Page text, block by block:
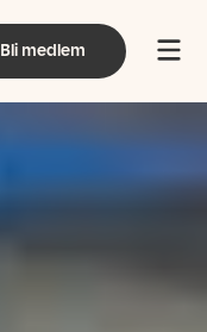
Bli medlem